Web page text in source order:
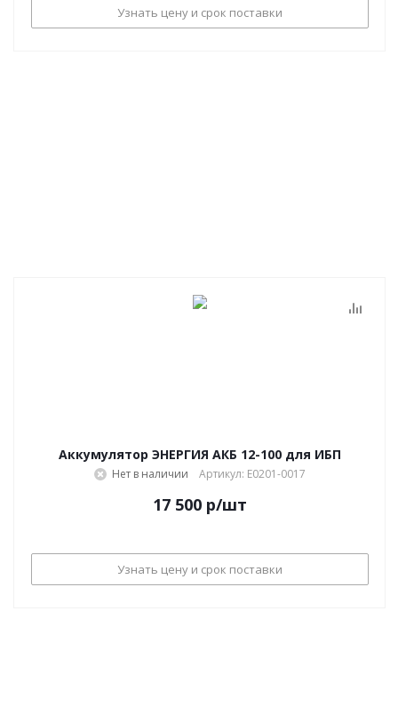
Узнать цену и срок поставки
Аккумулятор ЭНЕРГИЯ АКБ 12-100 для ИБП
Нет в наличии Артикул: Е0201-0017
17 500 р/шт
Узнать цену и срок поставки